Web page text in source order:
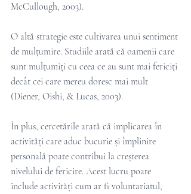
McCullough, 2003).
O altă strategie este cultivarea unui sentiment
de mulțumire. Studiile arată că oamenii care
sunt mulțumiți cu ceea ce au sunt mai fericiți
decât cei care mereu doresc mai mult
(Diener, Oishi, & Lucas, 2003).
În plus, cercetările arată că implicarea în
activități care aduc bucurie și împlinire
personală poate contribui la creșterea
nivelului de fericire. Acest lucru poate
include activități cum ar fi voluntariatul,